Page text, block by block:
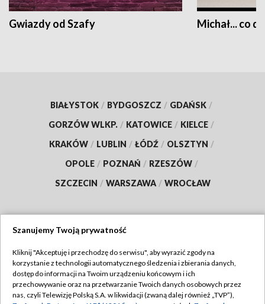
Gwiazdy od Szafy Michał... co
BIAŁYSTOK / BYDGOSZCZ / GDAŃSK /
GORZÓW WLKP. / KATOWICE / KIELCE /
KRAKÓW / LUBLIN / ŁÓDŹ / OLSZTYN /
OPOLE / POZNAŃ / RZESZÓW /
SZCZECIN / WARSZAWA / WROCŁAW
TVP
Abonament TVP
Regulamin TVP
Szanujemy Twoją prywatność
Kliknij "Akceptuję i przechodzę do serwisu", aby wyrazić zgody na
korzystanie z technologii automatycznego śledzenia i zbierania danych,
dostęp do informacji na Twoim urządzeniu końcowym i ich
przechowywanie oraz na przetwarzanie Twoich danych osobowych przez
nas, czyli Telewizję Polską S.A. w likwidacji (zwaną dalej również „TVP”),